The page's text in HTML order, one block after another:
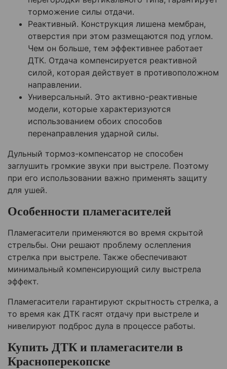
торможение силы отдачи.
Реактивный. Конструкция лишена мембран,
отверстия при этом размещаются под углом.
Чем он больше, тем эффективнее работает
ДТК. Отдача компенсируется реактивной
силой, которая действует в противоположном
направлении.
Универсальный. Это активно-реактивные
модели, которые характеризуются
использованием обоих способов
перенаправления ударной силы.
Дульный тормоз-компенсатор не способен
заглушить громкие звуки при выстреле. Поэтому
при его использовании важно применять защиту
для ушей.
Особенности пламегасителей
Пламегасители применяются во время скрытой
стрельбы. Они решают проблему ослепления
стрелка при выстреле. Также обеспечивают
минимальный компенсирующий силу выстрела
эффект.
Пламегасители гарантируют скрытность стрелка, а
то время как ДТК гасят отдачу при выстреле и
нивелируют подброс дула в процессе работы.
Купить ДТК и пламегасители в
Красноперекопске